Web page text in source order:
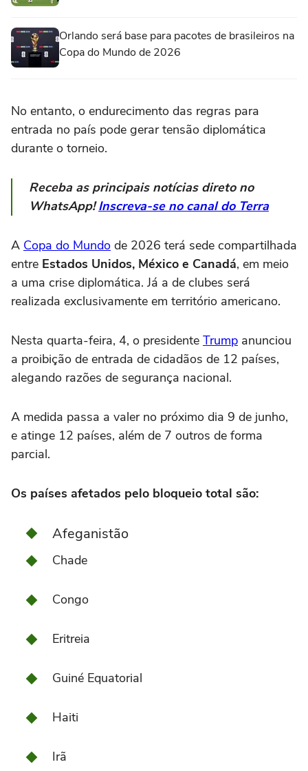
Orlando será base para pacotes de brasileiros na
Copa do Mundo de 2026
No entanto, o endurecimento das regras para
entrada no país pode gerar tensão diplomática
durante o torneio.
Receba as principais notícias direto no
WhatsApp!Inscreva-se no canal do Terra
A Copa do Mundo de 2026 terá sede compartilhada
entre Estados Unidos, México e Canadá, em meio
a uma crise diplomática. Já a de clubes será
realizada exclusivamente em território americano.
Nesta quarta-feira, 4, o presidente Trump anunciou
a proibição de entrada de cidadãos de 12 países,
alegando razões de segurança nacional.
A medida passa a valer no próximo dia 9 de junho,
e atinge 12 países, além de 7 outros de forma
parcial.
Os países afetados pelo bloqueio total são:
Afeganistão
Chade
Congo
Eritreia
Guiné Equatorial
Haiti
Irã